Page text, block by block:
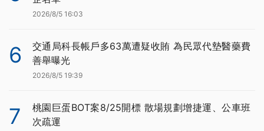
2026/8/5 16:03
6
交通局科長帳戶多63萬遭疑收賄 為民眾代墊醫藥費
善舉曝光
2026/8/5 19:39
7
桃園巨蛋BOT案8/25開標 散場規劃增捷運、公車班
次疏運